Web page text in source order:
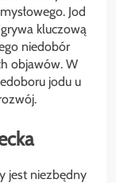
Jod
kluczową
niedobór
objawów. W
jodu u
jest niezbędny